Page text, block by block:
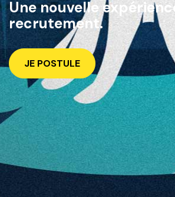
Une nouvelle
recrutement.
JE POSTULE